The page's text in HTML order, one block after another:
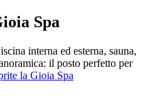
Spa
interna ed esterna, sauna,
il posto perfetto per
la Gioia Spa